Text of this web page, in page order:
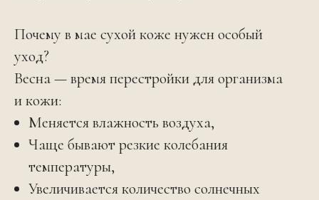
Почему в мае сухой коже нужен особый
уход?
Весна — время перестройки для организма
и кожи:
Меняется влажность воздуха,
Чаще бывают резкие колебания
температуры,
Увеличивается количество солнечных